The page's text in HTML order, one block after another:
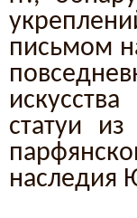
письмом
статуи
наследия